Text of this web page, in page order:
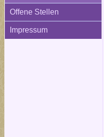
Offene Stellen
Impressum